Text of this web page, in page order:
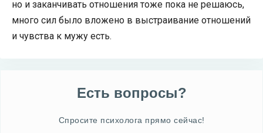
но и заканчивать отношения тоже пока не решаюсь,
много сил было вложено в выстраивание отношений
и чувства к мужу есть.
Есть вопросы?
Спросите психолога прямо сейчас!